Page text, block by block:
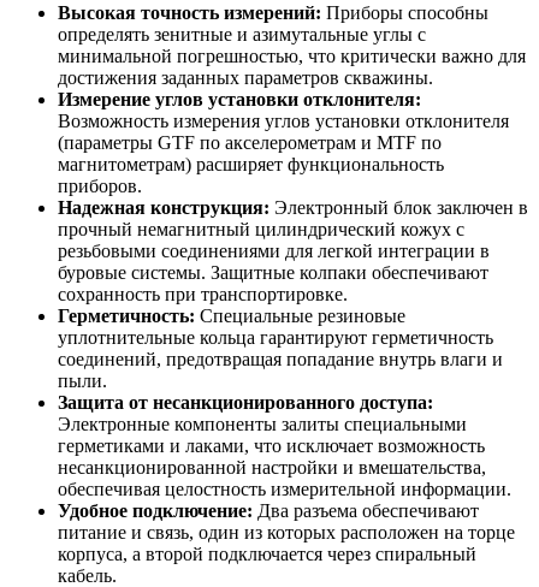
Высокая точность измерений: Приборы способны
определять зенитные и азимутальные углы с
минимальной погрешностью, что критически важно для
достижения заданных параметров скважины.
Измерение углов установки отклонителя:
Возможность измерения углов установки отклонителя
(параметры GTF по акселерометрам и MTF по
магнитометрам) расширяет функциональность
приборов.
Надежная конструкция: Электронный блок заключен в
прочный немагнитный цилиндрический кожух с
резьбовыми соединениями для легкой интеграции в
буровые системы. Защитные колпаки обеспечивают
сохранность при транспортировке.
Герметичность: Специальные резиновые
уплотнительные кольца гарантируют герметичность
соединений, предотвращая попадание внутрь влаги и
пыли.
Защита от несанкционированного доступа:
Электронные компоненты залиты специальными
герметиками и лаками, что исключает возможность
несанкционированной настройки и вмешательства,
обеспечивая целостность измерительной информации.
Удобное подключение: Два разъема обеспечивают
питание и связь, один из которых расположен на торце
корпуса, а второй подключается через спиральный
кабель.